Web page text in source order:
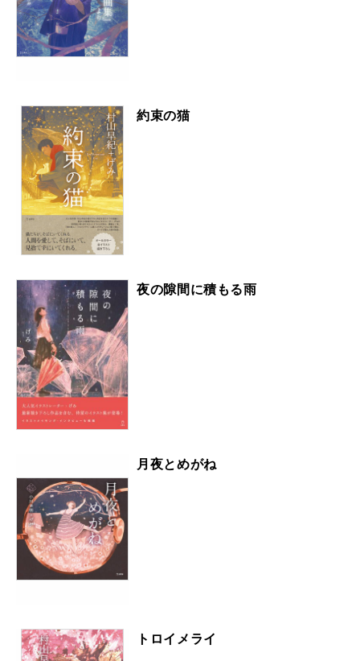
約束の猫
夜の隙間に積もる雨
月夜とめがね
トロイメライ